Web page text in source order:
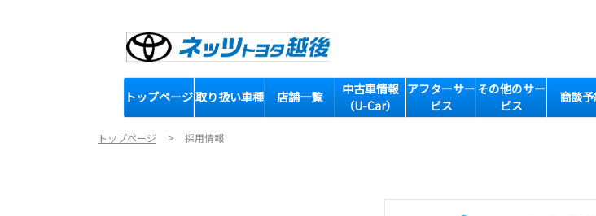
トップページ取り扱い車種 店舗一覧
中古車情報
（U-Car）
アフターサー
ビス
その他のサー
ビス
商談
トップページ 採用情報